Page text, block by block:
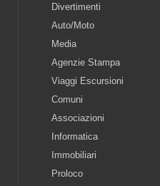
Divertimenti
Auto/Moto
Media
Agenzie Stampa
Viaggi Escursioni
Comuni
Associazioni
Informatica
Immobiliari
Proloco